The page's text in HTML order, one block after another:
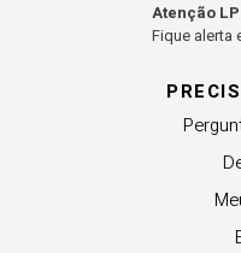
Atenção
Fique alerta